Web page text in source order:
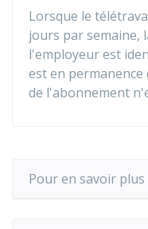
Lorsque le
jours par semaine,
l'employeur est
est en
de l'abonnement
Pour en savoir plus